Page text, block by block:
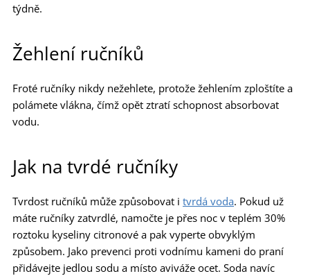
týdně.
Žehlení ručníků
Froté ručníky nikdy nežehlete, protože žehlením zploštíte a
polámete vlákna, čímž opět ztratí schopnost absorbovat
vodu.
Jak na tvrdé ručníky
Tvrdost ručníků může způsobovat i tvrdá voda. Pokud už
máte ručníky zatvrdlé, namočte je přes noc v teplém 30%
roztoku kyseliny citronové a pak vyperte obvyklým
způsobem. Jako prevenci proti vodnímu kameni do praní
přidávejte jedlou sodu a místo aviváže ocet. Soda navíc